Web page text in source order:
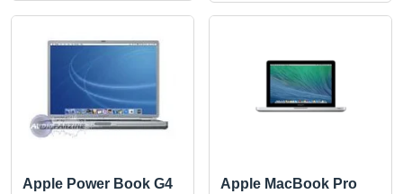
Apple Power Book G4
Apple MacBook Pro